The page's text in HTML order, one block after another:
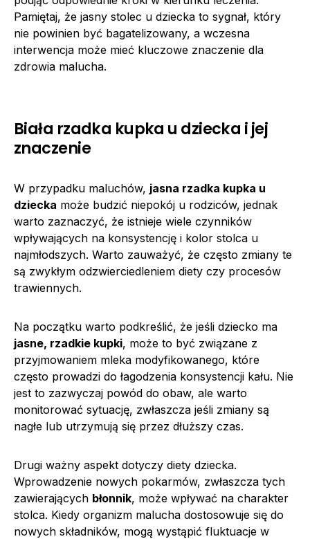
Pamiętaj, że jasny stolec u dziecka to sygnał, który
nie powinien być bagatelizowany, a wczesna
interwencja może mieć kluczowe znaczenie dla
zdrowia malucha.
Biała rzadka kupka u dziecka i jej
znaczenie
W przypadku maluchów, jasna rzadka kupka u
dziecka może budzić niepokój u rodziców, jednak
warto zaznaczyć, że istnieje wiele czynników
wpływających na konsystencję i kolor stolca u
najmłodszych. Warto zauważyć, że często zmiany te
są zwykłym odzwierciedleniem diety czy procesów
trawiennych.
Na początku warto podkreślić, że jeśli dziecko ma
jasne, rzadkie kupki, może to być związane z
przyjmowaniem mleka modyfikowanego, które
często prowadzi do łagodzenia konsystencji kału. Nie
jest to zazwyczaj powód do obaw, ale warto
monitorować sytuację, zwłaszcza jeśli zmiany są
nagłe lub utrzymują się przez dłuższy czas.
Drugi ważny aspekt dotyczy diety dziecka.
Wprowadzenie nowych pokarmów, zwłaszcza tych
zawierających błonnik, może wpływać na charakter
stolca. Kiedy organizm malucha dostosowuje się do
nowych składników, mogą wystąpić fluktuacje w